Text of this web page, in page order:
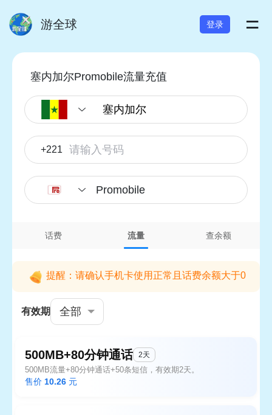
游全球 登录 =
塞内加尔Promobile流量充值
+221
Promobile
话费 流量 查余额
提醒：请确认手机卡使用正常且话费余额大于0
有效期 全部
500MB+80分钟通话 2天
500MB流量+80分钟通话+50条短信，有效期2天。
售价 10.26 元